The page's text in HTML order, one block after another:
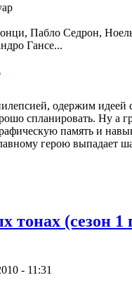
Пабло Седрон,
Гансе...
одержим
спланировать. Ну
память и
герою выпадает
(сезон 1
- 11:31